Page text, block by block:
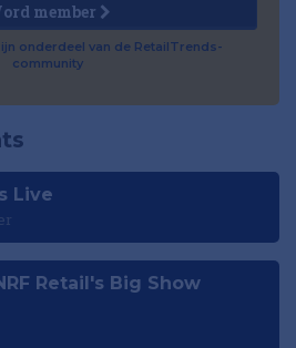
member
onderdeel van de RetailTrends-
community
Live
Retail's Big Show